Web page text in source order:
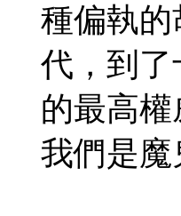
種偏執
代，到
的最高
我們是